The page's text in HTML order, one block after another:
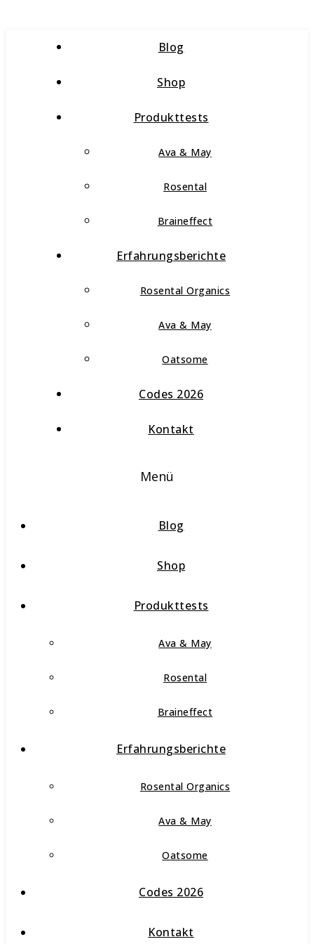
Blog
Shop
Produkttests
Ava & May
Rosental
Braineffect
Erfahrungsberichte
Rosental Organics
Ava & May
Oatsome
Codes 2026
Kontakt
Menü
Blog
Shop
Produkttests
Ava & May
Rosental
Braineffect
Erfahrungsberichte
Rosental Organics
Ava & May
Oatsome
Codes 2026
Kontakt